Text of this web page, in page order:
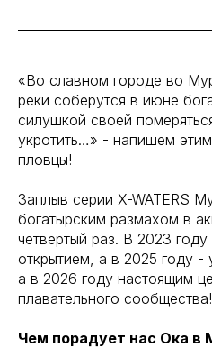
«Во славном городе во
реки соберутся в июне
силушкой своей
укротить…» - напишем
пловцы!
Заплыв серии X-WATERS
богатырским размахом в
четвертый раз. В 2023
открытием, а в 2025 году
а в 2026 году настоящим
плавательного сообщества!
Чем порадует нас Ока в